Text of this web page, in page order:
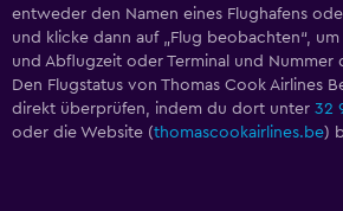
entweder den Namen eines Flughafens
und klicke dann auf „Flug beobachten“,
und Abflugzeit oder Terminal und Nummer
Den Flugstatus von Thomas Cook Airlines
direkt überprüfen, indem du dort unter 32
oder die Website (thomascookairlines.be)